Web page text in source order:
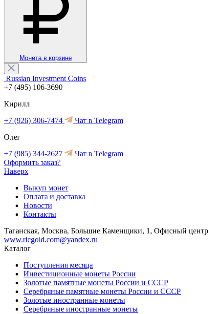
Монета в корзине
Russian Investment Coins
+7 (495) 106-3690
Кирилл
+7 (926) 306-7474
Чат в Telegram
Олег
+7 (985) 344-2627
Чат в Telegram
Оформить заказ?
Наверх
Выкуп монет
Оплата и доставка
Новости
Контакты
Таганская, Москва, Большие Каменщики, 1, Офисный центр
www.ricgold.com@yandex.ru
Каталог
Поступления месяца
Инвестиционные монеты России
Золотые памятные монеты России и СССР
Серебряные памятные монеты России и СССР
Золотые иностранные монеты
Серебряные иностранные монеты